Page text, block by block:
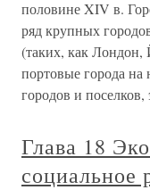
половине XIV в.
ряд крупных
(таких, как
портовые города
городов и поселков,
Глава 18
социальное